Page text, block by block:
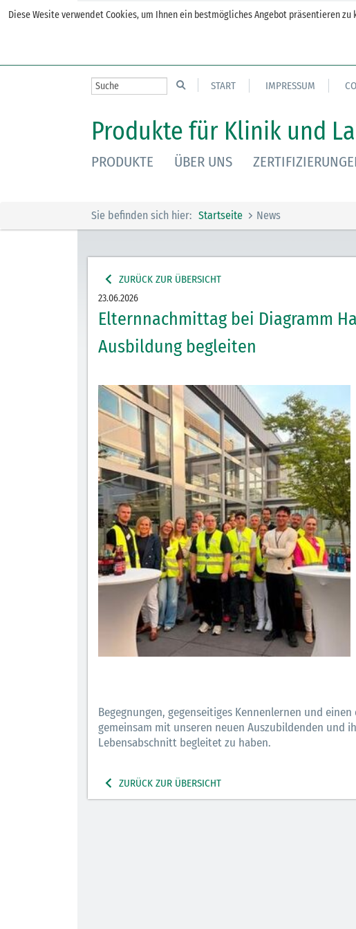
Diese Wesite verwendet Cookies, um Ihnen ein bestmögliches Angebot präsentieren
START IMPRESSUM
Produkte für Klinik und
PRODUKTE ÜBER UNS
Sie befinden sich hier: Startseite News
ZURÜCK ZUR ÜBERSICHT
23.06.2026
Elternnachmittag bei Diagramm
Ausbildung begleiten
Begegnungen, gegenseitiges Kennenlernen und
gemeinsam mit unseren neuen Auszubildenden und
Lebensabschnitt begleitet zu haben.
ZURÜCK ZUR ÜBERSICHT